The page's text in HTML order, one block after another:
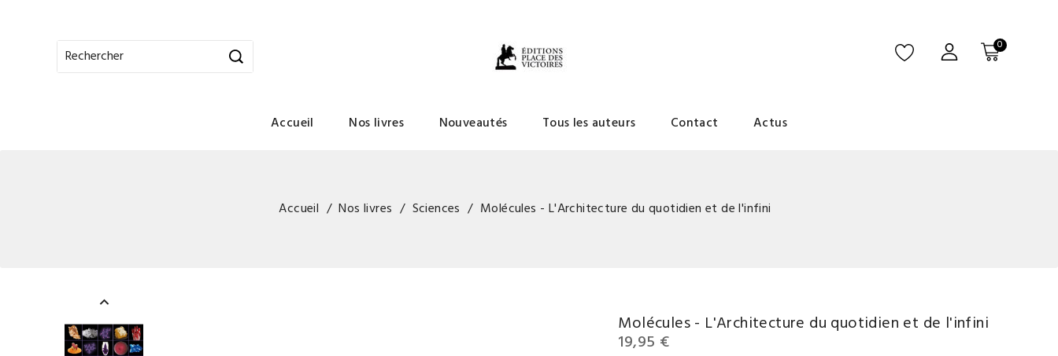
0
Accueil Nos livres Nouveautés Tous les auteurs Contact Actus
Accueil Nos livres Sciences Molécules - L'Architecture du quotidien et de l'infini
Molécules - L'Architecture du quotidien et de l'infini
19,95 €